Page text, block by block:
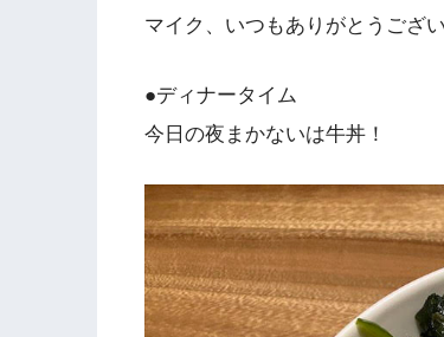
マイク、いつもありがとうござ
●ディナータイム
今日の夜まかないは牛丼！